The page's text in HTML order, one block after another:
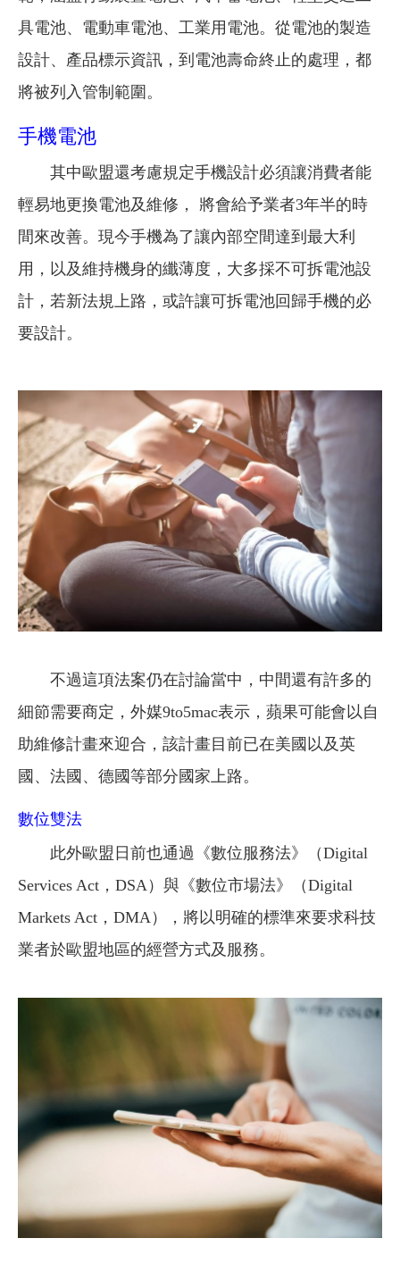
具電池、電動車電池、工業用電池。從電池的製造
設計、產品標示資訊，到電池壽命終止的處理，都
將被列入管制範圍。
手機電池
其中歐盟還考慮規定手機設計必須讓消費者能
輕易地更換電池及維修， 將會給予業者3年半的時
間來改善。現今手機為了讓內部空間達到最大利
用，以及維持機身的纖薄度，大多採不可拆電池設
計，若新法規上路，或許讓可拆電池回歸手機的必
要設計。
不過這項法案仍在討論當中，中間還有許多的
細節需要商定，外媒9to5mac表示，蘋果可能會以自
助維修計畫來迎合，該計畫目前已在美國以及英
國、法國、德國等部分國家上路。
數位雙法
此外歐盟日前也通過《數位服務法》（Digital
Services Act，DSA）與《數位市場法》（Digital
Markets Act，DMA），將以明確的標準來要求科技
業者於歐盟地區的經營方式及服務。